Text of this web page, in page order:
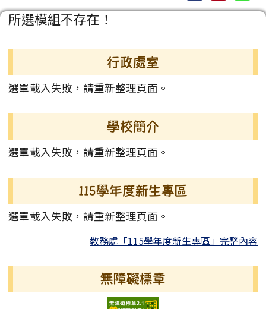
主內容區域
所選模組不存在！
行政處室
選單載入失敗，請重新整理頁面。
學校簡介
選單載入失敗，請重新整理頁面。
115學年度新生專區
選單載入失敗，請重新整理頁面。
教務處「115學年度新生專區」完整內容
無障礙標章
頁尾區域